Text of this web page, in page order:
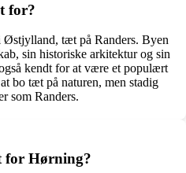
for?
tæt på Randers. Byen
sin historiske arkitektur og sin
kendt for at være et populært
bo tæt på naturen, men stadig
som Randers.
for Hørning?